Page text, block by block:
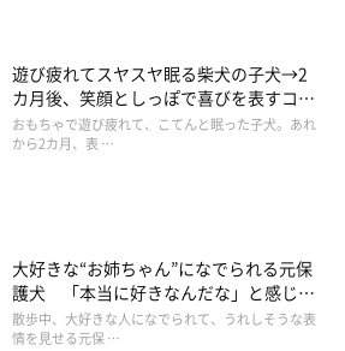
才（取材時）になりました。
となっぽくなったり、姉犬・コパンちゃ
遊び疲れてスヤスヤ眠る柴犬の子犬→2
カ月後、笑顔としっぽで喜びを表すコに
成長！
おもちゃで遊び疲れて、こてんと眠った子犬。あれ
から2カ月、表 …
大好きな“お姉ちゃん”になでられる元保
護犬 「本当に好きなんだな」と感じる
表情にほっこり
散歩中、大好きな人になでられて、うれしそうな表
情を見せる元保 …